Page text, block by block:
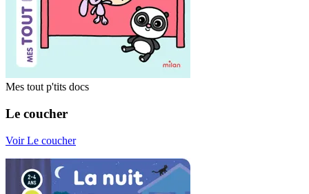
Mes tout p'tits docs
Le coucher
Voir Le coucher